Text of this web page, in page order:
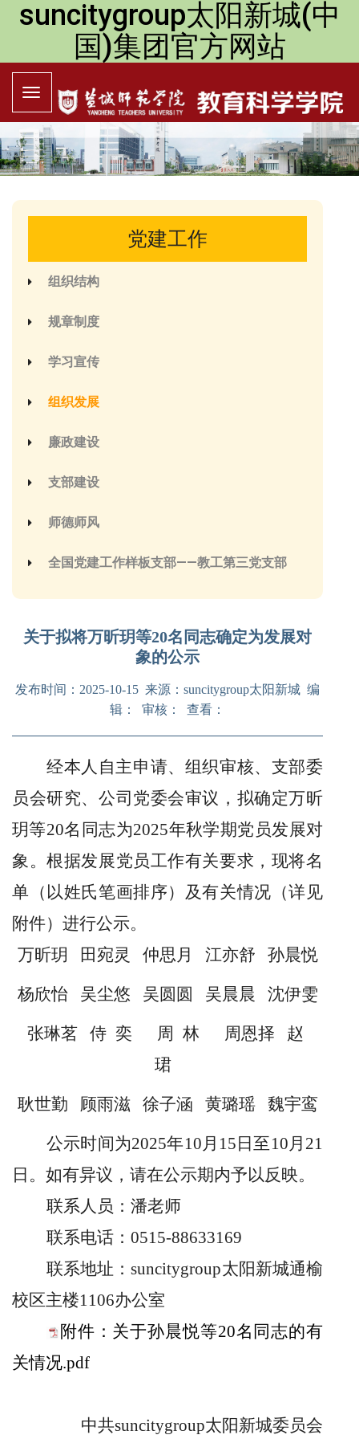
suncitygroup太阳新城(中
国)集团官方网站
党建工作
组织结构
规章制度
学习宣传
组织发展
廉政建设
支部建设
师德师风
全国党建工作样板支部——教工第三党支部
关于拟将万昕玥等20名同志确定为发展对
象的公示
发布时间：2025-10-15 来源：suncitygroup太阳新城 编
辑： 审核： 查看：
经本人自主申请、组织审核、支部委
员会研究、公司党委会审议，拟确定万昕
玥等20名同志为2025年秋学期党员发展对
象。根据发展党员工作有关要求，现将名
单（以姓氏笔画排序）及有关情况（详见
附件）进行公示。
万昕玥
田宛灵 仲思月 江亦舒 孙晨悦
杨欣怡 吴尘悠 吴圆圆 吴晨晨 沈伊雯
张琳茗 侍奕 周林 周恩择
赵
珺
耿世勤 顾雨滋 徐子涵 黄璐瑶 魏宇鸾
公示时间为2025年10月 15 日至10月 21
日。如有异议，请在公示期内予以反映。
联系人员：潘老师
联系电话： 0515-88633169
联系地址：suncitygroup太阳新城通榆
校区主楼1106办公室
附件：关于孙晨悦等20名同志的有
关情况.pdf
中共suncitygroup太阳新城委员会